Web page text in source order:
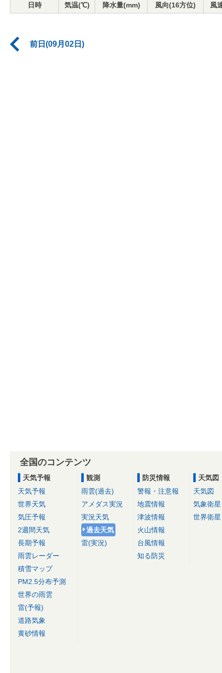
日時 気温(℃) 降水量(mm) 風向(16方位) 風
前日(09月02日)
全国のコンテンツ
天気予報
天気予報
世界天気
気圧予報
2週間天気
長期予報
雨雲レーダー
積雪マップ
PM2.5分布予測
世界の雨雲
雷(予報)
道路気象
黄砂情報
観測
雨雲(過去)
アメダス実況
実況天気
過去天気
雷(実況)
防災情報
警報・注意報
地震情報
津波情報
火山情報
台風情報
知る防災
天気図
天気図
気象衛星
世界衛星